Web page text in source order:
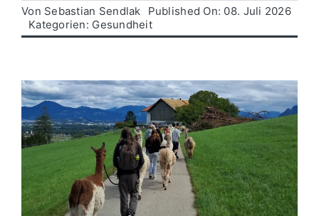
Wirtschaft
Von Sebastian Sendlak
Published On: 08. Juli 2026
Kategorien: Gesundheit